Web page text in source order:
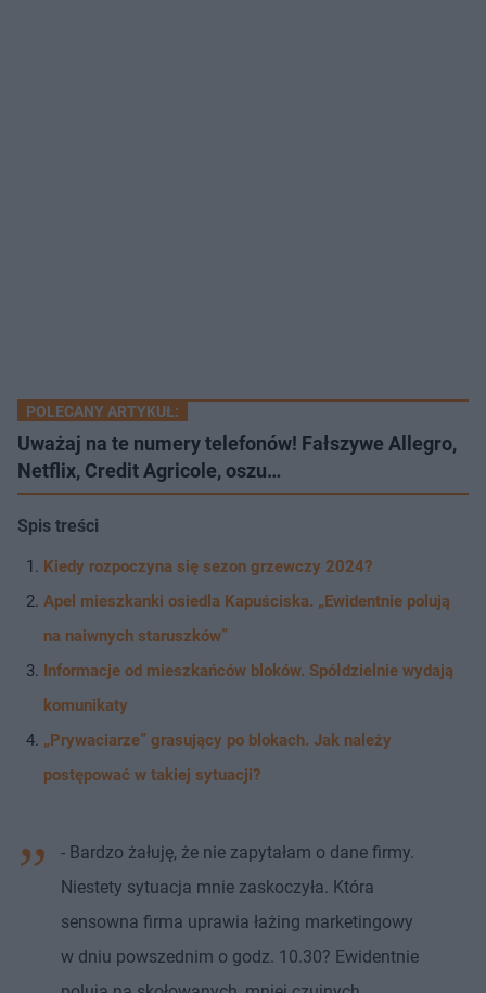
POLECANY ARTYKUŁ:
Uważaj na te numery telefonów! Fałszywe Allegro,
Netflix, Credit Agricole, oszu…
Spis treści
Kiedy rozpoczyna się sezon grzewczy 2024?
Apel mieszkanki osiedla Kapuściska. „Ewidentnie polują
na naiwnych staruszków”
Informacje od mieszkańców bloków. Spółdzielnie wydają
komunikaty
„Prywaciarze” grasujący po blokach. Jak należy
postępować w takiej sytuacji?
- Bardzo żałuję, że nie zapytałam o dane firmy.
Niestety sytuacja mnie zaskoczyła. Która
sensowna firma uprawia łażing marketingowy
w dniu powszednim o godz. 10.30? Ewidentnie